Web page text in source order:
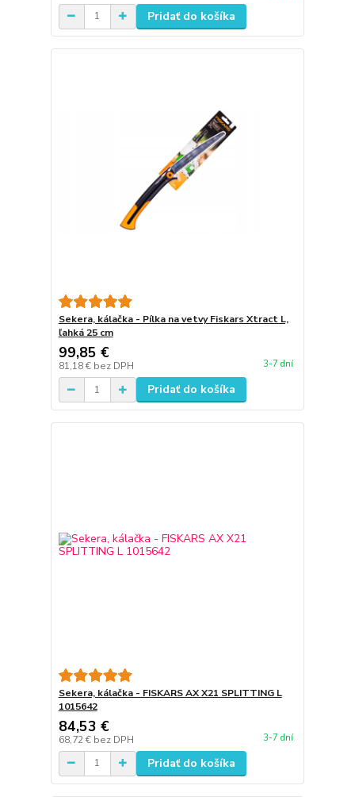
Pridať do košíka
Sekera, kálačka - Pílka na vetvy Fiskars Xtract L,
ľahká 25 cm
99,85 €
81,18 € bez DPH 3-7 dní
Pridať do košíka
Sekera, kálačka - FISKARS AX X21 SPLITTING L
1015642
84,53 €
68,72 € bez DPH 3-7 dní
Pridať do košíka